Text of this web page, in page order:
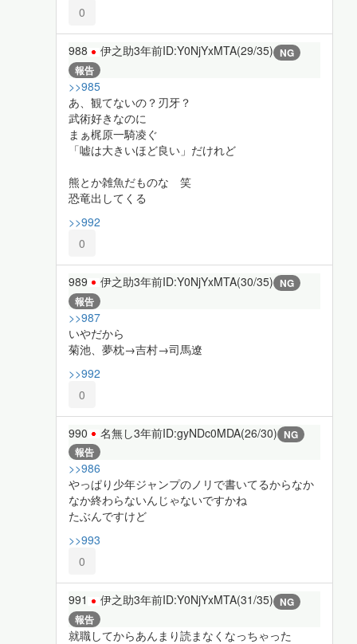
0
988 伊之助3年前ID:Y0NjYxMTA(29/35) NG
報告
>>985
あ、観てないの？刃牙？
武術好きなのに
まぁ梶原一騎凌ぐ
「嘘は大きいほど良い」だけれど
熊とか雑魚だものな 笑
恐竜出してくる
>>992
0
989 伊之助3年前ID:Y0NjYxMTA(30/35) NG
報告
>>987
いやだから
菊池、夢枕→吉村→司馬遼
>>992
0
990 名無し3年前ID:gyNDc0MDA(26/30) NG
報告
>>986
やっぱり少年ジャンプのノリで書いてるからなか
なか終わらないんじゃないですかね
たぶんですけど
>>993
0
991 伊之助3年前ID:Y0NjYxMTA(31/35) NG
報告
就職してからあんまり読まなくなっちゃった